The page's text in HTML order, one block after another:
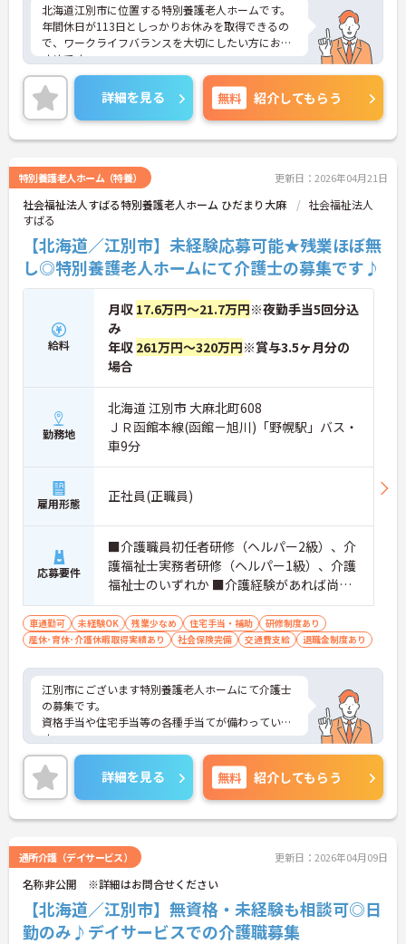
北海道江別市に位置する特別養護老人ホームです。
年間休日が113日としっかりお休みを取得できるの
で、ワークライフバランスを大切にしたい方におす
すめです。
研修制度や資格取得支援がございますので、働きな
がらスキルアップを目指せます。
ご興味のある方には、面接対策ポイントなど、さら
に詳細をお話しいたしますのでお気軽にご相談くだ
さい！
詳細を見る 無料 紹介してもらう
特別養護老人ホーム（特養） 更新日：2026年04月21日
社会福祉法人すばる特別養護老人ホーム ひだまり大麻
社会福祉法人
すばる
【北海道／江別市】未経験応募可能★残業ほぼ無
し◎特別養護老人ホームにて介護士の募集です♪
給料
月収 17.6万円～21.7万円※夜勤手当5回分込
み
年収 261万円～320万円※賞与3.5ヶ月分の
場合
勤務地
北海道 江別市 大麻北町608
ＪＲ函館本線(函館－旭川)「野幌駅」バス・
車9分
雇用形態 正社員(正職員)
応募要件
■介護職員初任者研修（ヘルパー2級）、介
護福祉士実務者研修（ヘルパー1級）、介護
福祉士のいずれか ■介護経験があれば尚可
※未経験相談可
車通勤可 未経験OK 残業少なめ 住宅手当・補助
研修制度あり
産休･育休･介護休暇取得実績あり
社会保険完備 交通費支給 退職金制度あり
江別市にございます特別養護老人ホームにて介護士
の募集です。
資格手当や住宅手当等の各種手当てが備わっていま
す。
また、月の残業時間が少なめなのでプライベートと
メリハリをつけて就業することが出来ます！
ご興味ある方には、面接対策ポイントなど、さらに
詳細をお話しいたしますのでお気軽にご相談くださ
い！
詳細を見る 無料 紹介してもらう
通所介護（デイサービス） 更新日：2026年04月09日
名称非公開 ※詳細はお問合せください
【北海道／江別市】無資格・未経験も相談可◎日
勤のみ♪デイサービスでの介護職募集